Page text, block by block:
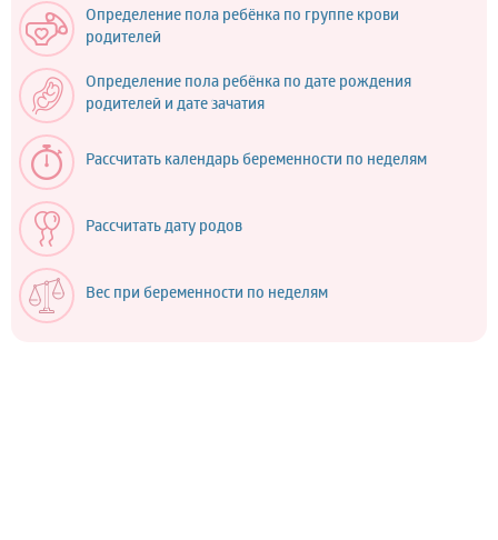
Определение пола ребёнка по группе крови
родителей
Определение пола ребёнка по дате рождения
родителей и дате зачатия
Рассчитать календарь беременности по неделям
Рассчитать дату родов
Вес при беременности по неделям